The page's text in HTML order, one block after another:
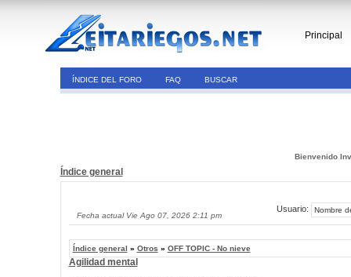
Principal
ÍNDICE DEL FORO FAQ BUSCAR
Bienvenido
Índice general
Fecha actual Vie Ago 07, 2026 2:11 pm
Usuario:
Índice general » Otros » OFF TOPIC - No nieve
Agilidad mental